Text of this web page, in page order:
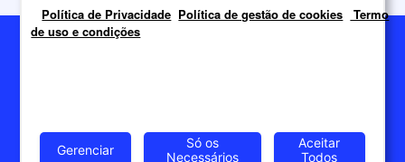
Política de Privacidade Política de gestão de cookies
Termo
de uso e condições
Gerenciar
Só os
Necessários
Aceitar
Todos